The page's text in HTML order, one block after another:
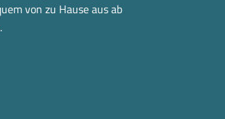
von zu Hause aus ab